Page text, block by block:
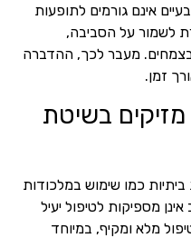
אינם גורמים לתופעות
לשמור על הסביבה,
ובצמחים. מעבר לכך, ההדברה
זמן.
בשיטת
כמו שימוש במלכודות
מספיקות לטיפול יעיל
מלא ומקיף, במיוחד